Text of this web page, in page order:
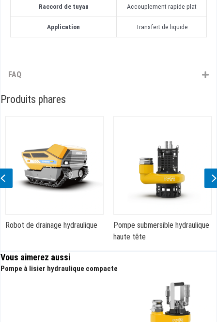
Raccord de tuyau Accouplement rapide plat
Application Transfert de liquide
FAQ
Produits phares
Pompe submersible hydraulique
Pompe à lisier hydraulique
performance
Previous
Vous aimerez aussi
Pompe à lisier hydraulique compacte